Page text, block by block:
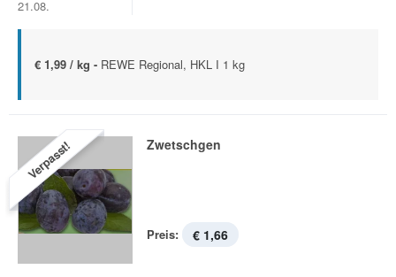
21.08.
€ 1,99 / kg - REWE Regional, HKL I 1 kg
Verpasst! Zwetschgen
Preis: € 1,66